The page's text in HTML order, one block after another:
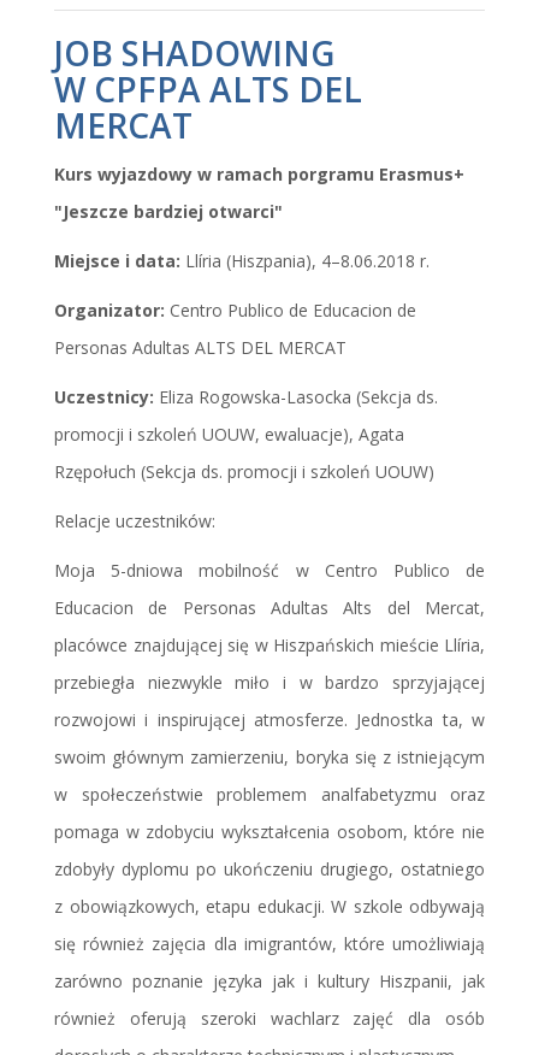
JOB SHADOWING
W CPFPA ALTS DEL
MERCAT
Kurs wyjazdowy w ramach porgramu Erasmus+
"Jeszcze bardziej otwarci"
Miejsce i data: Llíria (Hiszpania), 4–8.06.2018 r.
Organizator: Centro Publico de Educacion de
Personas Adultas ALTS DEL MERCAT
Uczestnicy: Eliza Rogowska-Lasocka (Sekcja ds.
promocji i szkoleń UOUW, ewaluacje), Agata
Rzępołuch (Sekcja ds. promocji i szkoleń UOUW)
Relacje uczestników:
Moja 5-dniowa mobilność w Centro Publico de
Educacion de Personas Adultas Alts del Mercat,
placówce znajdującej się w Hiszpańskich mieście Llíria,
przebiegła niezwykle miło i w bardzo sprzyjającej
rozwojowi i inspirującej atmosferze. Jednostka ta, w
swoim głównym zamierzeniu, boryka się z istniejącym
w społeczeństwie problemem analfabetyzmu oraz
pomaga w zdobyciu wykształcenia osobom, które nie
zdobyły dyplomu po ukończeniu drugiego, ostatniego
z obowiązkowych, etapu edukacji. W szkole odbywają
się również zajęcia dla imigrantów, które umożliwiają
zarówno poznanie języka jak i kultury Hiszpanii, jak
również oferują szeroki wachlarz zajęć dla osób